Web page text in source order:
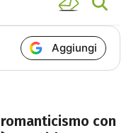
Aggiungi
con